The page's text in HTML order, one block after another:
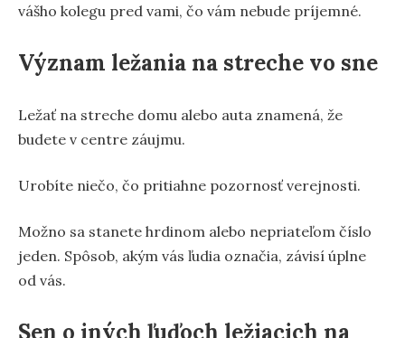
vášho kolegu pred vami, čo vám nebude príjemné.
Význam ležania na streche vo sne
Ležať na streche domu alebo auta znamená, že
budete v centre záujmu.
Urobíte niečo, čo pritiahne pozornosť verejnosti.
Možno sa stanete hrdinom alebo nepriateľom číslo
jeden. Spôsob, akým vás ľudia označia, závisí úplne
od vás.
Sen o iných ľuďoch ležiacich na